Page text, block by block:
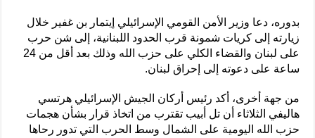
بدوره، دعا وزير الأمن القومي الإسرائيلي إيتمار بن غفير خلال
زيارته إلى كريات شمونة قرب الحدود اللبنانية، إلى شن حرب
على لبنان والقضاء الكلي على حزب الله وذلك بعد أقل من 24
ساعة على دعوته إلى إحراق لبنان.
من جهة أخرى، أكد رئيس أركان الجيش الإسرائيلي هرتسي
هاليفي الثلاثاء أن تل أبيب تقترب من اتخاذ قرار بشأن هجمات
حزب الله اليومية على الشمال وسط الحرب التي تدور رحاها